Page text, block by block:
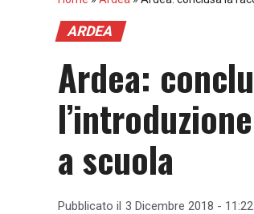
ARDEA
Ardea:
a scuola
Pubblicato il 3 Dicembre 2018 - 11:22